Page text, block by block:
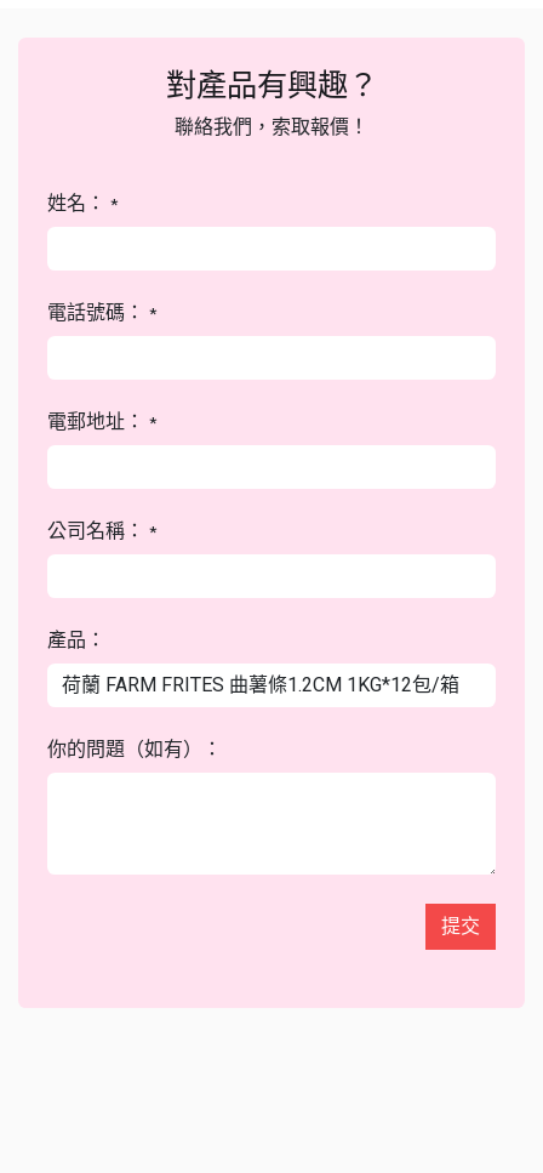
對產品有興趣？
聯絡我們，索取報價！
姓名： *
電話號碼： *
電郵地址： *
公司名稱： *
產品：
你的問題（如有）：
提交